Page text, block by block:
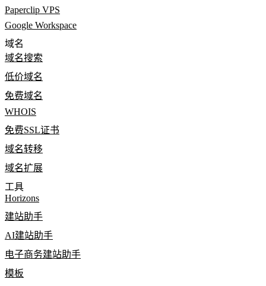
Paperclip VPS
Google Workspace
域名
域名搜索
低价域名
免费域名
WHOIS
免费SSL证书
域名转移
域名扩展
工具
Horizons
建站助手
AI建站助手
电子商务建站助手
模板